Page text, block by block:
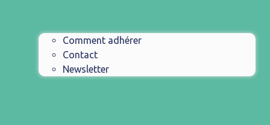
Comment adhérer
Contact
Newsletter